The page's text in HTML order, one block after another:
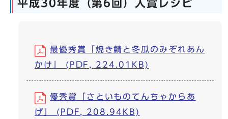
平成30年度（第6回）入賞レシピ
最優秀賞「焼き鯖と冬瓜のみぞれあん
かけ」 (PDF, 224.01KB)
優秀賞「さといものてんちゃからあ
げ」 (PDF, 208.94KB)